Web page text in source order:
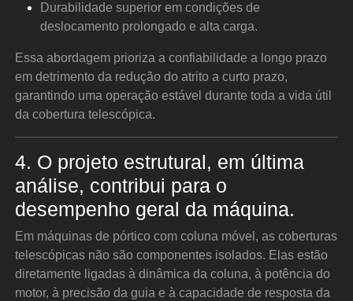
Durabilidade superior em condições de
deslocamento prolongado e alta carga.
Essa abordagem prioriza a confiabilidade a longo prazo
em detrimento da redução do atrito a curto prazo,
garantindo uma operação estável durante toda a vida útil
da cobertura telescópica.
4. O projeto estrutural, em última
análise, contribui para o
desempenho geral da máquina.
Em máquinas de pórtico com coluna móvel, as coberturas
telescópicas não são componentes isolados. Elas estão
diretamente ligadas à dinâmica da coluna, à potência do
motor, à precisão da guia e à capacidade de resposta da